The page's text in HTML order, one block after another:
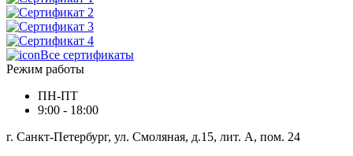
Все сертификаты
Режим работы
ПН-ПТ
9:00 - 18:00
г. Санкт-Петербург, ул. Смоляная, д.15, лит. А, пом. 24